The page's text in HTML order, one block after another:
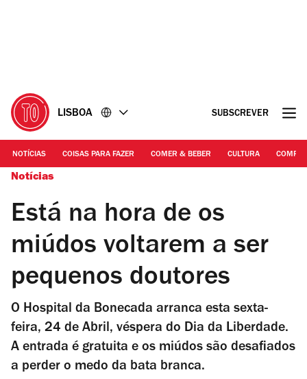
LISBOA SUBSCREVER
NOTÍCIAS COISAS PARA FAZER COMER & BEBER CULTURA
Notícias
Está na hora de os
miúdos voltarem a ser
pequenos doutores
O Hospital da Bonecada arranca esta sexta-
feira, 24 de Abril, véspera do Dia da Liberdade.
A entrada é gratuita e os miúdos são desafiados
a perder o medo da bata branca.